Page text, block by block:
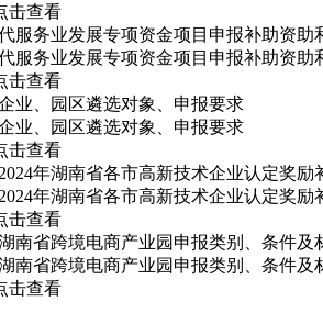
击查看
服务业发展专项资金项目申报补助资
服务业发展专项资金项目申报补助资
击查看
业、园区遴选对象、申报要求
业、园区遴选对象、申报要求
击查看
年湖南省各市高新技术企业认定奖
年湖南省各市高新技术企业认定奖
击查看
南省跨境电商产业园申报类别、条件及
南省跨境电商产业园申报类别、条件及
击查看